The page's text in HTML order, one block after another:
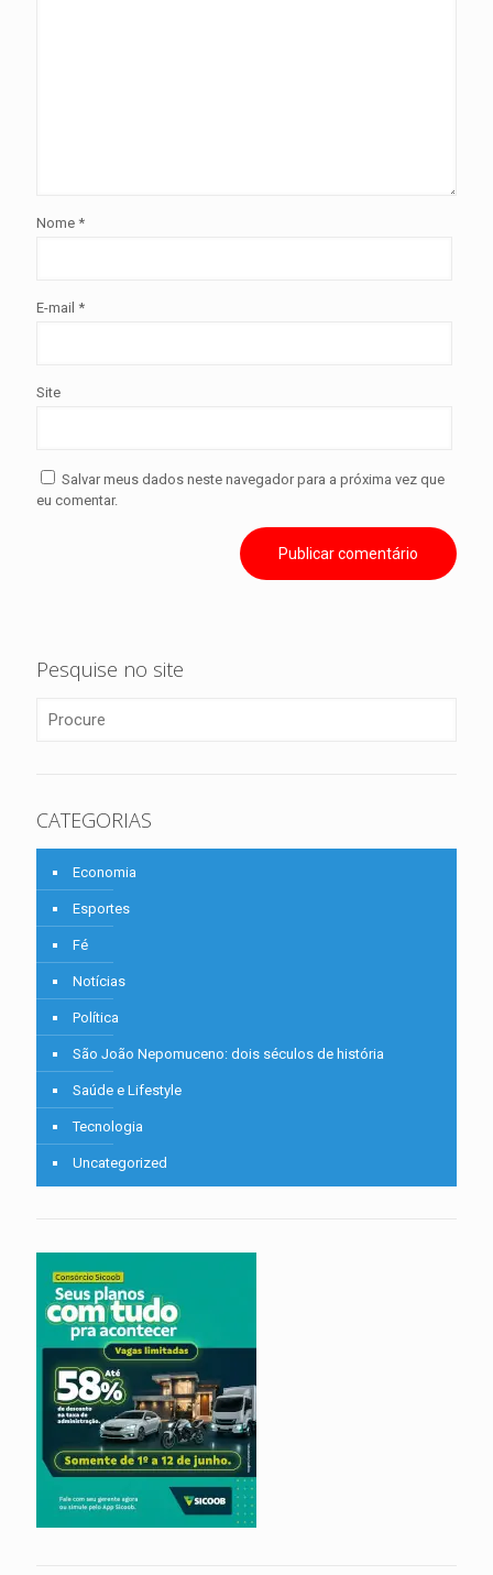
Nome *
E-mail *
Site
Salvar meus dados neste navegador para a próxima vez que
eu comentar.
Pesquise no site
CATEGORIAS
Economia
Esportes
Fé
Notícias
Política
São João Nepomuceno: dois séculos de história
Saúde e Lifestyle
Tecnologia
Uncategorized